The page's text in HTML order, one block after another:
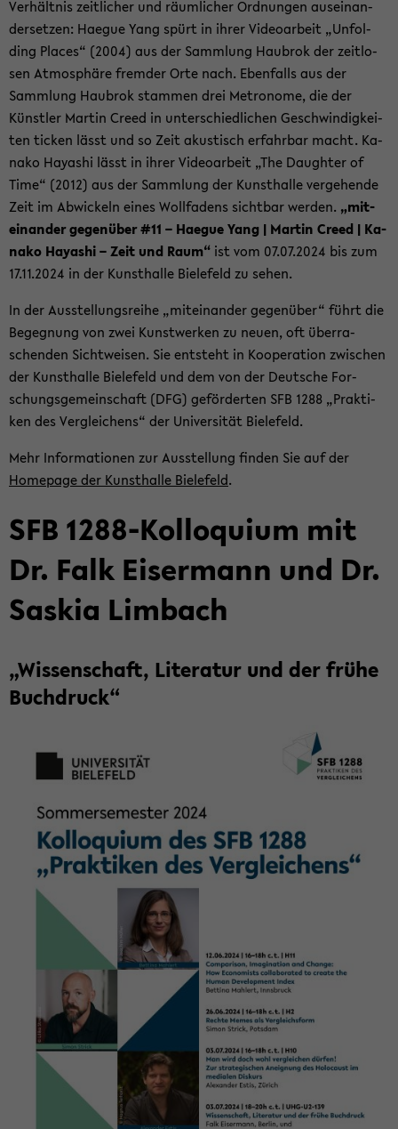
Ver­hält­nis zeit­li­cher und räum­li­cher Ord­nun­gen aus­ein­an­
der­set­zen: Ha­e­gue Yang spürt in ihrer Vi­deo­ar­beit „Un­fol­
ding Places“ (2004) aus der Samm­lung Hau­brok der zeit­lo­
sen At­mo­sphä­re frem­der Orte nach. Eben­falls aus der
Samm­lung Hau­brok stam­men drei Me­tro­no­me, die der
Künst­ler Mar­tin Creed in un­ter­schied­li­chen Ge­schwin­dig­kei­
ten ti­cken lässt und so Zeit akus­tisch er­fahr­bar macht. Ka­
na­ko Ha­ya­shi lässt in ihrer Vi­deo­ar­beit „The Daugh­ter of
Time“ (2012) aus der Samm­lung der Kunst­hal­le ver­ge­hen­de
Zeit im Ab­wi­ckeln eines Woll­fa­dens sicht­bar wer­den. „mit­
ein­an­der ge­gen­über #11 – Ha­e­gue Yang | Mar­tin Creed | Ka­
na­ko Ha­ya­shi – Zeit und Raum“ ist vom 07.07.2024 bis zum
17.11.2024 in der Kunst­hal­le Bie­le­feld zu sehen.
In der Aus­stel­lungs­rei­he „mit­ein­an­der ge­gen­über“ führt die
Be­geg­nung von zwei Kunst­wer­ken zu neuen, oft über­ra­
schen­den Sicht­wei­sen. Sie ent­steht in Ko­ope­ra­ti­on zwi­schen
der Kunst­hal­le Bie­le­feld und dem von der Deut­sche For­
schungs­ge­mein­schaft (DFG) ge­för­der­ten SFB 1288 „Prak­ti­
ken des Ver­glei­chens“ der Uni­ver­si­tät Bie­le­feld.
Mehr In­for­ma­tio­nen zur Aus­stel­lung fin­den Sie auf der
Home­page der Kunst­hal­le Bie­le­feld.
SFB 1288-​Kolloquium mit
Dr. Falk Eis­er­mann und Dr.
Sas­kia Lim­bach
„Wis­sen­schaft, Li­te­ra­tur und der frühe
Buch­druck“